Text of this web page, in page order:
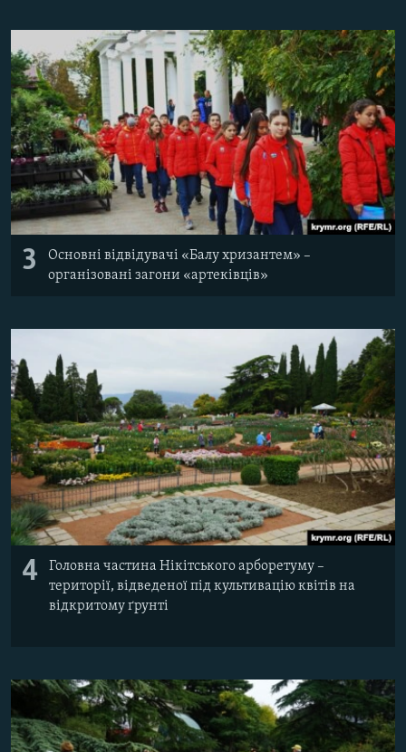
3
Основні відвідувачі «Балу хризантем» –
організовані загони «артеківців»
4
Головна частина Нікітського арборетуму –
території, відведеної під культивацію квітів на
відкритому ґрунті